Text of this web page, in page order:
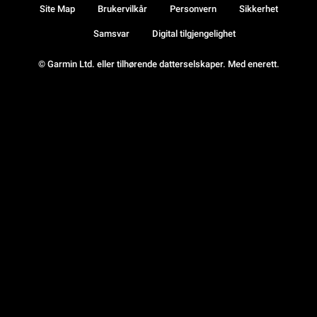
© Garmin Ltd. eller tilhørende datterselskaper. Med enerett.
Site Map Brukervilkår Personvern Sikkerhet
Samsvar Digital tilgjengelighet